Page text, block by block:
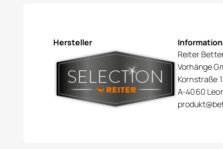
Hersteller
Reiter
Vorhänge
Kornstraße
A-4060